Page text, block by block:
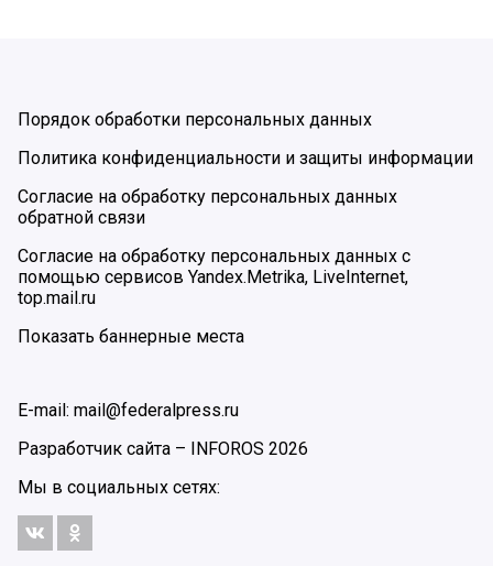
Порядок обработки персональных данных
Политика конфиденциальности и защиты информации
Согласие на обработку персональных данных
обратной связи
Согласие на обработку персональных данных с
помощью сервисов Yandex.Metrika, LiveInternet,
top.mail.ru
Показать баннерные места
E-mail: mail@federalpress.ru
Разработчик сайта –
INFOROS 2026
Мы в социальных сетях: